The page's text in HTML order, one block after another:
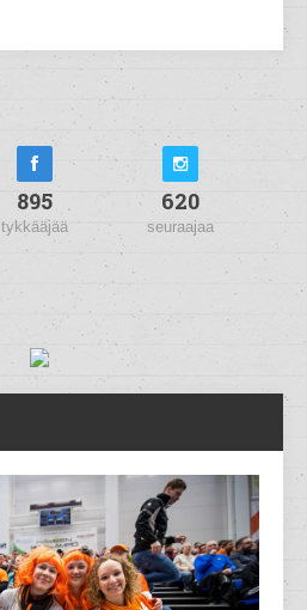
895
tykkääjää
620
seuraajaa